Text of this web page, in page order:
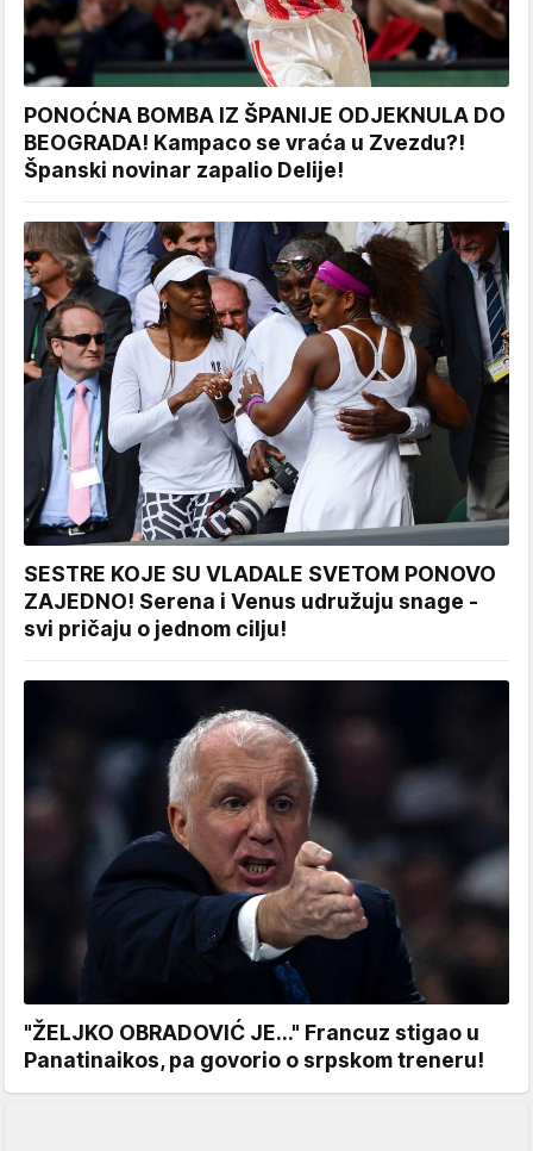
PONOĆNA BOMBA IZ ŠPANIJE ODJEKNULA DO
BEOGRADA! Kampaco se vraća u Zvezdu?!
Španski novinar zapalio Delije!
SESTRE KOJE SU VLADALE SVETOM PONOVO
ZAJEDNO! Serena i Venus udružuju snage -
svi pričaju o jednom cilju!
"ŽELJKO OBRADOVIĆ JE..." Francuz stigao u
Panatinaikos, pa govorio o srpskom treneru!